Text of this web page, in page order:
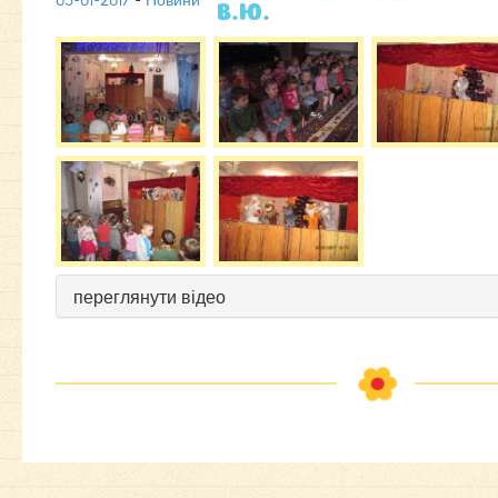
В.Ю.
переглянути відео